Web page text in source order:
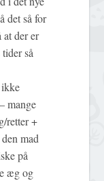
det så for
at der er
så
ikke
mange
retter +
mad
på
æg og